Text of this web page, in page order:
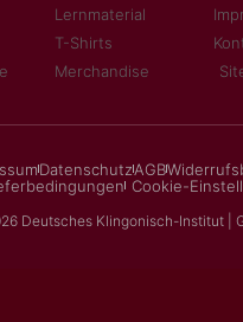
Lernmaterial
T-Shirts
Merchandise
DatenschutzAGB
Cookie-
Deutsches Klingonisch-Institut |